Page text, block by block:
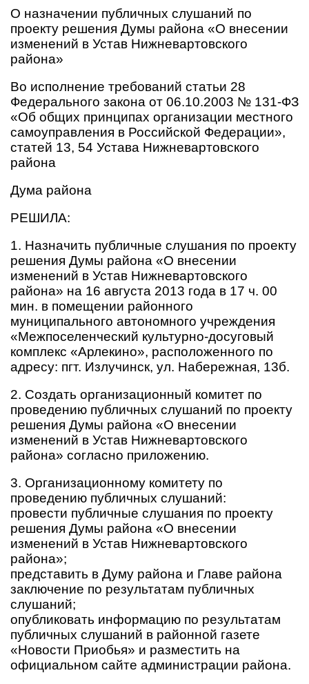
О назначении публичных слушаний по
проекту решения Думы района «О внесении
изменений в Устав Нижне­вартовского
района»
Во исполнение требований статьи 28
Федерального закона от 06.10.2003 № 131-ФЗ
«Об общих принципах организации местного
самоуправления в Российской Федерации»,
статей 13, 54 Устава Нижневартовского
района
Дума района
РЕШИЛА:
1. Назначить публичные слушания по проекту
решения Думы района «О внесении
изменений в Устав Нижневартовского
района» на 16 августа 2013 года в 17 ч. 00
мин. в помещении районного
муниципального автономного учреждения
«Межпоселенческий культурно-досуговый
комплекс «Арлекино», расположенного по
адресу: пгт. Излучинск, ул. Набережная, 13б.
2. Создать организационный комитет по
проведению публичных слушаний по проекту
решения Думы района «О внесении
изменений в Устав Нижневартовского
района» согласно приложению.
3. Организационному комитету по
проведению публичных слушаний:
провести публичные слушания по проекту
решения Думы района «О внесении
изменений в Устав Нижневартовского
района»;
представить в Думу района и Главе района
заключение по результатам публичных
слушаний;
опубликовать информацию по результатам
публичных слушаний в районной газете
«Новости Приобья» и разместить на
официальном сайте администрации района.